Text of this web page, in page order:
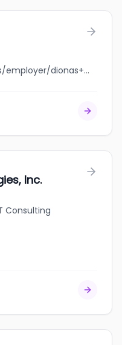
jobbank.gc.ca/browsejobs/employer/dionas+metal/ca
Inc.
Consulting